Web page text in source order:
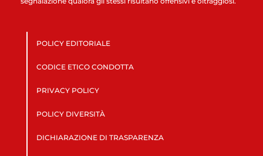
POLICY EDITORIALE
CODICE ETICO CONDOTTA
PRIVACY POLICY
POLICY DIVERSITÀ
DICHIARAZIONE DI TRASPARENZA